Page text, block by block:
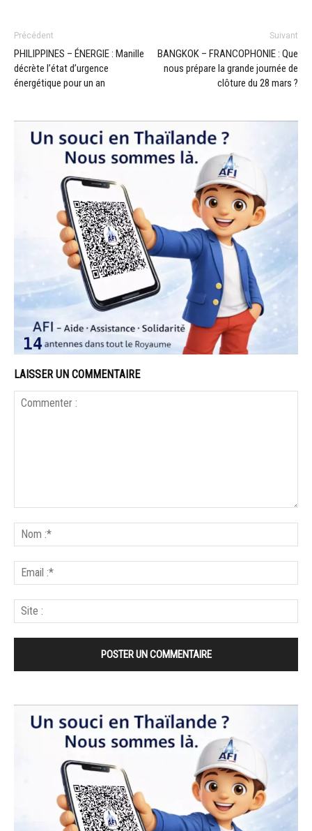
Précédent
PHILIPPINES – ÉNERGIE : Manille
décrète l’état d’urgence
énergétique pour un an
Suivant
BANGKOK – FRANCOPHONIE : Que
nous prépare la grande journée de
clôture du 28 mars ?
LAISSER UN COMMENTAIRE